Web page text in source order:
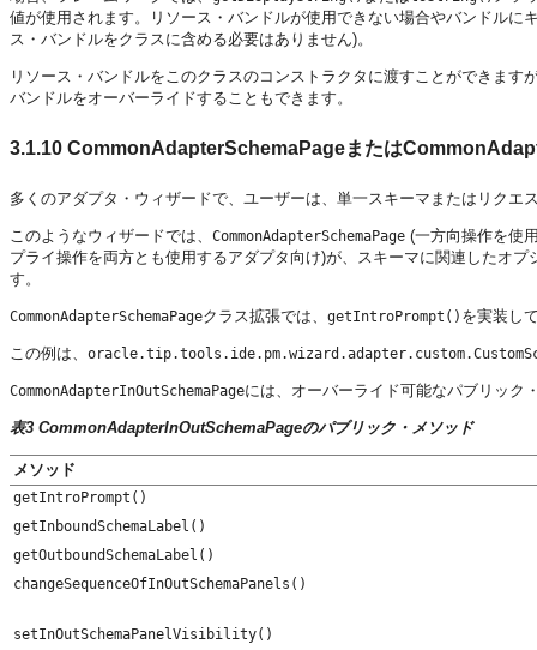
値が使用されます。リソース・バンドルが使用できない場合やバンドル
ス・バンドルをクラスに含める必要はありません)。
リソース・バンドルをこのクラスのコンストラクタに渡すことができま
バンドルをオーバーライドすることもできます。
3.1.10 CommonAdapterSchemaPageまたは
多くのアダプタ・ウィザードで、ユーザーは、単一スキーマまたはリク
このようなウィザードでは、 CommonAdapterSchemaPage (一方向操作を使
プライ操作を両方とも使用するアダプタ向け)が、スキーマに関連したオ
す。
CommonAdapterSchemaPageクラス拡張では、 getIntroPrompt() を実装し
この例は、
CommonAdapterInOutSchemaPageには、オーバーライド可能なパブリック
表3 CommonAdapterInOutSchemaPageのパブリック・メソッド
メソッド
getIntroPrompt()
getInboundSchemaLabel()
getOutboundSchemaLabel()
changeSequenceOfInOutSchemaPanels()
setInOutSchemaPanelVisibility()